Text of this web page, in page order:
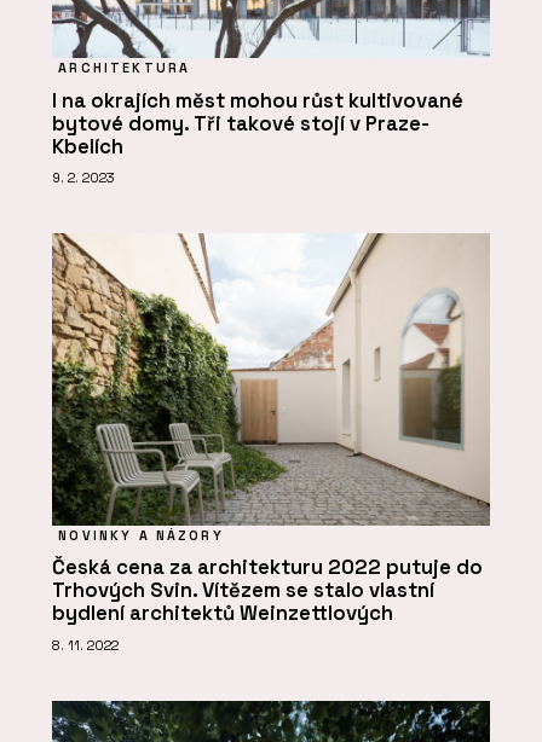
ARCHITEKTURA
I na okrajích měst mohou růst kultivované
bytové domy. Tři takové stojí v Praze-
Kbelích
9. 2. 2023
NOVINKY A NÁZORY
Česká cena za architekturu 2022 putuje do
Trhových Svin. Vítězem se stalo vlastní
bydlení architektů Weinzettlových
8. 11. 2022